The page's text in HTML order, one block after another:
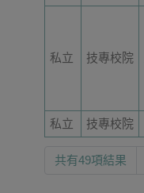
私立 技專校院
私立
技專校院
共有49項結果